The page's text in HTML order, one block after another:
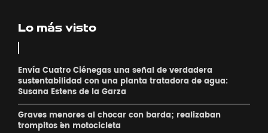
Lo más visto
Envía Cuatro Ciénegas una señal de verdadera
sustentabilidad con una planta tratadora de agua:
Susana Estens de la Garza
Graves menores al chocar con barda; realizaban
´trompitos ´en motocicleta